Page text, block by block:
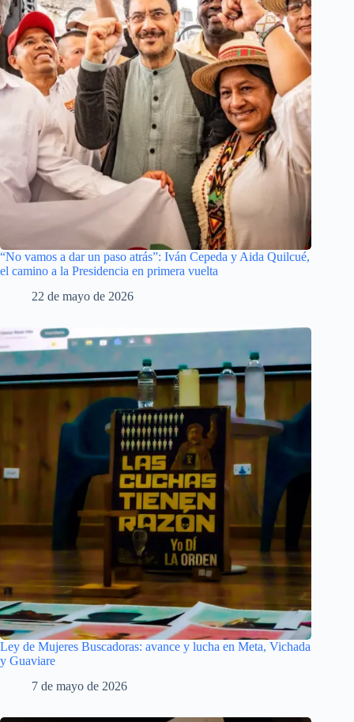
“No vamos a dar un paso atrás”: Iván Cepeda y Aida Quilcué,
el camino a la Presidencia en primera vuelta
22 de mayo de 2026
Ley de Mujeres Buscadoras: avance y lucha en Meta, Vichada
y Guaviare
7 de mayo de 2026